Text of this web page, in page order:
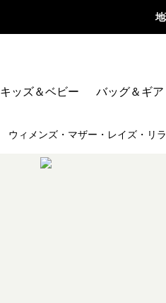
キッズ＆ベビー バッグ＆ギア
ウィメンズ・マザー・レイズ・リ